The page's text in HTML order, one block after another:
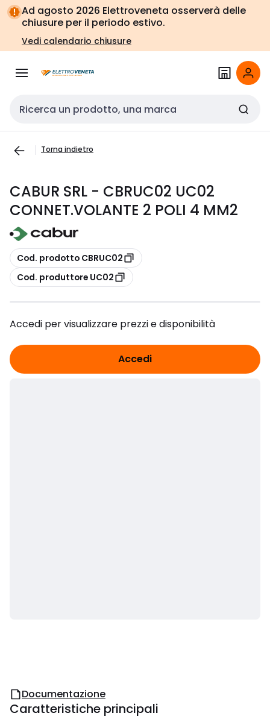
Vai alla
navigazione
Vai
alla
pagina
Ad agosto 2026 Elettroveneta osserverà delle
chiusure per il periodo estivo.
Vedi calendario chiusure
Cerca input
Torna indietro
CABUR SRL - CBRUC02 UC02
CONNET.VOLANTE 2 POLI 4 MM2
copia
Cod. prodotto CBRUC02
copia
Cod. produttore UC02
Accedi per visualizzare prezzi e disponibilità
Accedi
Documentazione
Caratteristiche principali